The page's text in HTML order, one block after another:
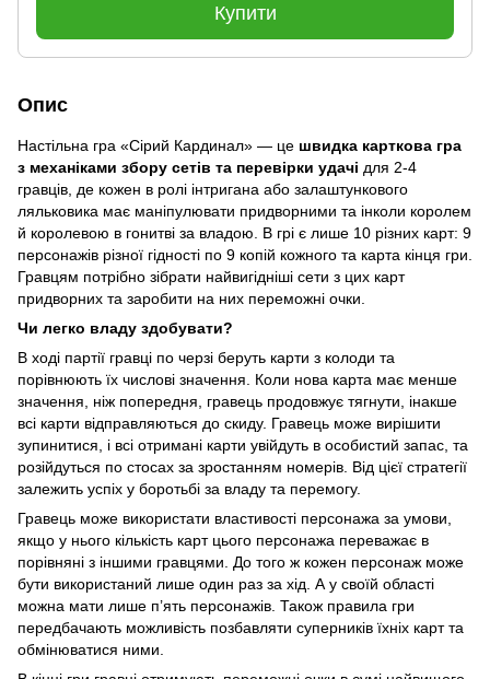
Купити
Опис
Настільна гра «Сірий Кардинал» — це швидка карткова гра
з механіками збору сетів та перевірки удачі для 2-4
гравців, де кожен в ролі інтригана або залаштункового
ляльковика має маніпулювати придворними та інколи королем
й королевою в гонитві за владою. В грі є лише 10 різних карт: 9
персонажів різної гідності по 9 копій кожного та карта кінця гри.
Гравцям потрібно зібрати найвигідніші сети з цих карт
придворних та заробити на них переможні очки.
Чи легко владу здобувати?
В ході партії гравці по черзі беруть карти з колоди та
порівнюють їх числові значення. Коли нова карта має менше
значення, ніж попередня, гравець продовжує тягнути, інакше
всі карти відправляються до скиду. Гравець може вирішити
зупинитися, і всі отримані карти увійдуть в особистий запас, та
розійдуться по стосах за зростанням номерів. Від цієї стратегії
залежить успіх у боротьбі за владу та перемогу.
Гравець може використати властивості персонажа за умови,
якщо у нього кількість карт цього персонажа переважає в
порівняні з іншими гравцями. До того ж кожен персонаж може
бути використаний лише один раз за хід. А у своїй області
можна мати лише п’ять персонажів. Також правила гри
передбачають можливість позбавляти суперників їхніх карт та
обмінюватися ними.